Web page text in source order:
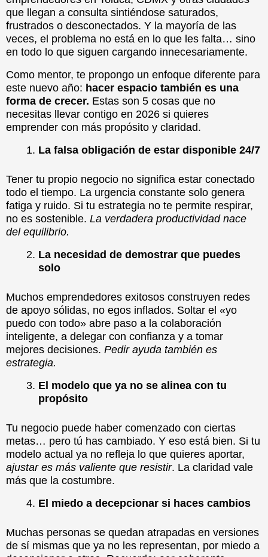
que llegan a consulta sintiéndose saturados,
frustrados o desconectados. Y la mayoría de las
veces, el problema no está en lo que les falta… sino
en todo lo que siguen cargando innecesariamente.
Como mentor, te propongo un enfoque diferente para
este nuevo año: hacer espacio también es una
forma de crecer. Estas son 5 cosas que no
necesitas llevar contigo en 2026 si quieres
emprender con más propósito y claridad.
La falsa obligación de estar disponible 24/7
Tener tu propio negocio no significa estar conectado
todo el tiempo. La urgencia constante solo genera
fatiga y ruido. Si tu estrategia no te permite respirar,
no es sostenible. La verdadera productividad nace
del equilibrio.
La necesidad de demostrar que puedes
solo
Muchos emprendedores exitosos construyen redes
de apoyo sólidas, no egos inflados. Soltar el «yo
puedo con todo» abre paso a la colaboración
inteligente, a delegar con confianza y a tomar
mejores decisiones. Pedir ayuda también es
estrategia.
El modelo que ya no se alinea con tu
propósito
Tu negocio puede haber comenzado con ciertas
metas… pero tú has cambiado. Y eso está bien. Si tu
modelo actual ya no refleja lo que quieres aportar,
ajustar es más valiente que resistir. La claridad vale
más que la costumbre.
El miedo a decepcionar si haces cambios
Muchas personas se quedan atrapadas en versiones
de sí mismas que ya no les representan, por miedo a